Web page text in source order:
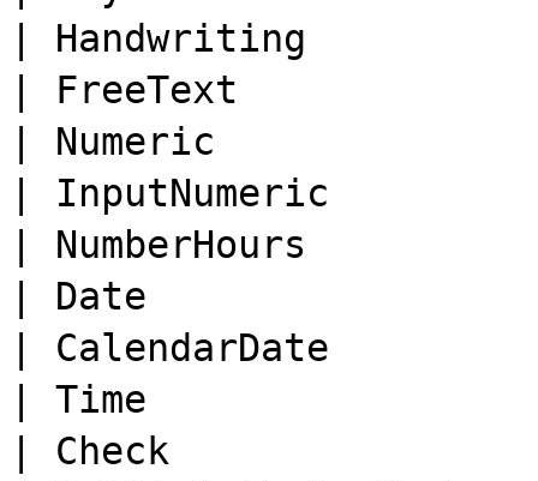
| Handwriting          |
| FreeText             |
| Numeric
| InputNumeric
| NumberHours
| Date
| CalendarDate
| Time
| Check